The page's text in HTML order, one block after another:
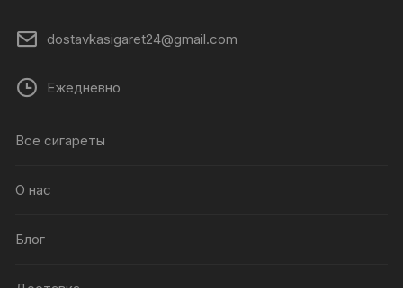
dostavkasigaret24@gmail.com
Ежедневно
Все сигареты
О нас
Блог